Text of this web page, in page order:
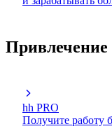
Привлечение
hh PRO
Получите работу